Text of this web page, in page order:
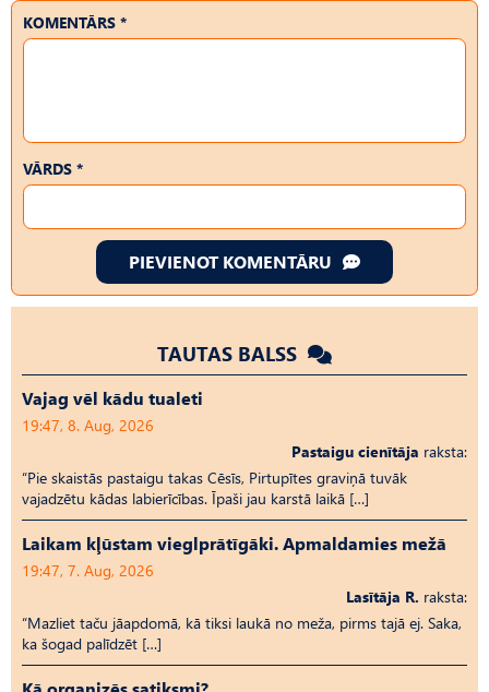
KOMENTĀRS *
VĀRDS *
PIEVIENOT KOMENTĀRU
TAUTAS BALSS
Vajag vēl kādu tualeti
19:47, 8. Aug, 2026
Pastaigu cienītāja raksta:
“Pie skaistās pastaigu takas Cēsīs, Pirtupītes graviņā tuvāk
vajadzētu kādas labierīcības. Īpaši jau karstā laikā […]
Laikam kļūstam vieglprātīgāki. Apmaldamies mežā
19:47, 7. Aug, 2026
Lasītāja R. raksta:
“Mazliet taču jāapdomā, kā tiksi laukā no meža, pirms tajā ej. Saka,
ka šogad palīdzēt […]